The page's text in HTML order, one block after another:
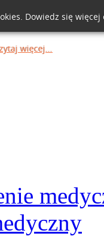
Dowiedz się
więcej...